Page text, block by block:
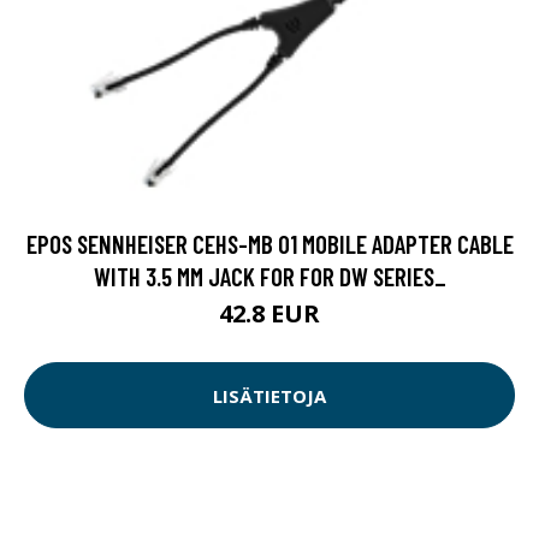
EPOS SENNHEISER CEHS-MB 01 MOBILE ADAPTER CABLE
WITH 3.5 MM JACK FOR FOR DW SERIES_
42.8 EUR
LISÄTIETOJA